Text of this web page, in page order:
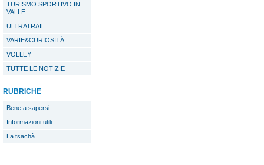
TURISMO SPORTIVO IN
VALLE
ULTRATRAIL
VARIE&CURIOSITÀ
VOLLEY
TUTTE LE NOTIZIE
RUBRICHE
Bene a sapersi
Informazioni utili
La tsachà